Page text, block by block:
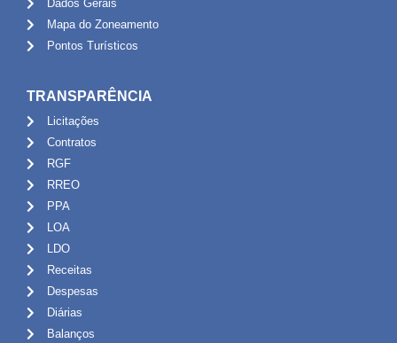
Dados Gerais
Mapa do Zoneamento
Pontos Turísticos
TRANSPARÊNCIA
Licitações
Contratos
RGF
RREO
PPA
LOA
LDO
Receitas
Despesas
Diárias
Balanços